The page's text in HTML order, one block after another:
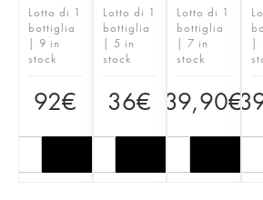
Lotto di 1
bottiglia
| 9 in
stock
92€
Lotto di 1
bottiglia
| 5 in
stock
36€
Lotto di 1
bottiglia
| 7 in
stock
39,90€
|